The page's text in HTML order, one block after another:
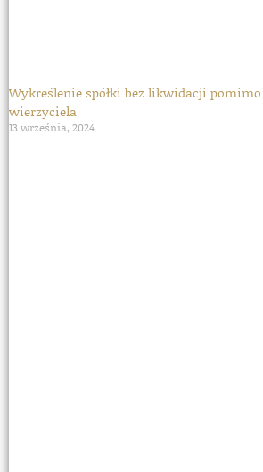
Wykreślenie spółki bez likwidacji
wierzyciela
13 września, 2024